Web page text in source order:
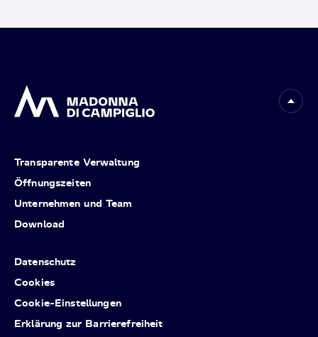
Transparente Verwaltung
Öffnungszeiten
Unternehmen und Team
Download
Datenschutz
Cookies
Cookie-Einstellungen
Erklärung zur Barrierefreiheit